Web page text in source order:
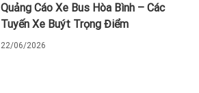
Quảng Cáo Xe Bus Hòa Bình – Các
Tuyến Xe Buýt Trọng Điểm
22/06/2026